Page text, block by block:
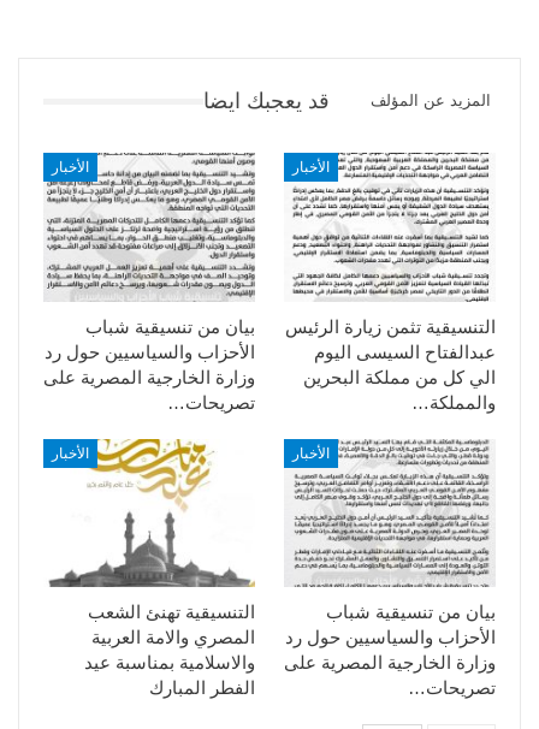
قد يعجبك ايضا المزيد عن المؤلف
الأخبار
بيان من تنسيقية شباب
الأحزاب والسياسيين حول رد
وزارة الخارجية المصرية على
تصريحات…
الأخبار
التنسيقية تثمن زيارة الرئيس
عبدالفتاح السيسى اليوم
الي كل من مملكة البحرين
والمملكة…
الأخبار
التنسيقية تهنئ الشعب
المصري والامة العربية
والاسلامية بمناسبة عيد
الفطر المبارك
الأخبار
بيان من تنسيقية شباب
الأحزاب والسياسيين حول رد
وزارة الخارجية المصرية على
تصريحات…